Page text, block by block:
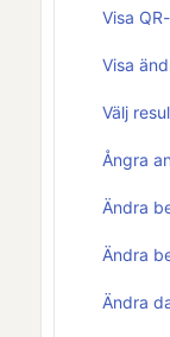
Visa
Visa
Välj
Ångra
Ändra
Ändra
Ändra